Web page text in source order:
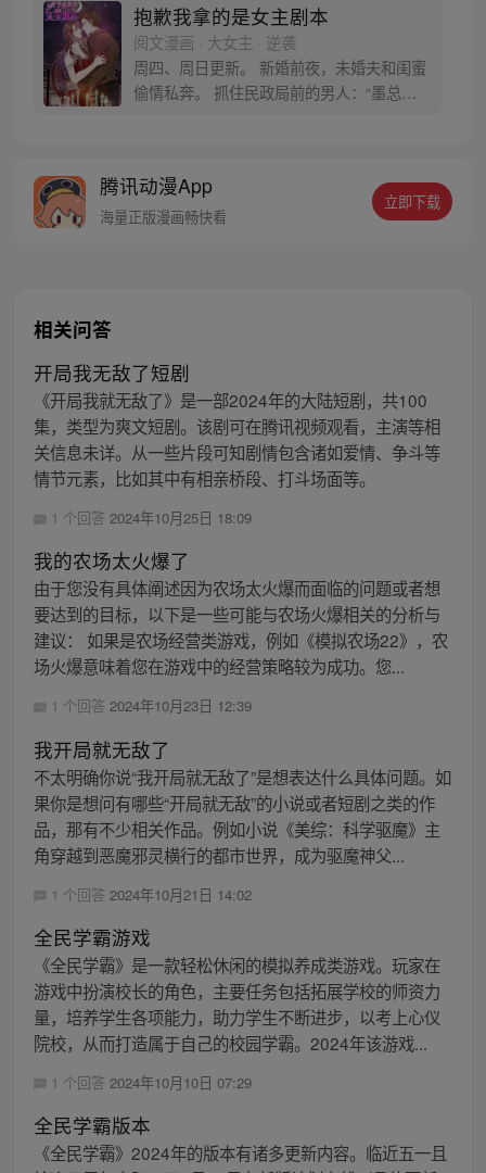
抱歉我拿的是女主剧本
阅文漫画 · 大女主 · 逆袭
周四、周日更新。 新婚前夜，未婚夫和闺蜜
偷情私奔。 抓住民政局前的男人：“墨总，
道？” 渣男、绿茶、黑粉、对家来一个她撕
一个，且看昔日第一名模如何重回巅峰！
腾讯动漫App
海量正版漫画畅快看
立即下载
相关问答
开局我无敌了短剧
《开局我就无敌了》是一部2024年的大陆短剧，共100
集，类型为爽文短剧。该剧可在腾讯视频观看，主演等相
关信息未详。从一些片段可知剧情包含诸如爱情、争斗等
情节元素，比如其中有相亲桥段、打斗场面等。
1 个回答 2024年10月25日 18:09
我的农场太火爆了
由于您没有具体阐述因为农场太火爆而面临的问题或者想
要达到的目标，以下是一些可能与农场火爆相关的分析与
建议： 如果是农场经营类游戏，例如《模拟农场22》，农
场火爆意味着您在游戏中的经营策略较为成功。您...
1 个回答 2024年10月23日 12:39
我开局就无敌了
不太明确你说“我开局就无敌了”是想表达什么具体问题。如
果你是想问有哪些“开局就无敌”的小说或者短剧之类的作
品，那有不少相关作品。例如小说《美综：科学驱魔》主
角穿越到恶魔邪灵横行的都市世界，成为驱魔神父...
1 个回答 2024年10月21日 14:02
全民学霸游戏
《全民学霸》是一款轻松休闲的模拟养成类游戏。玩家在
游戏中扮演校长的角色，主要任务包括拓展学校的师资力
量，培养学生各项能力，助力学生不断进步，以考上心仪
院校，从而打造属于自己的校园学霸。2024年该游戏...
1 个回答 2024年10月10日 07:29
全民学霸版本
《全民学霸》2024年的版本有诸多更新内容。临近五一且